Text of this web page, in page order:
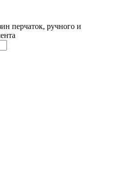
перчаток, ручного и